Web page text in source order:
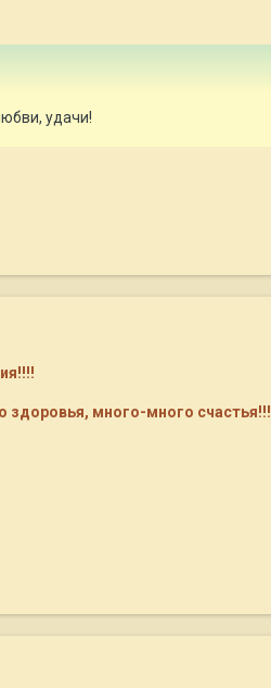
удачи!
много-много счастья!!!